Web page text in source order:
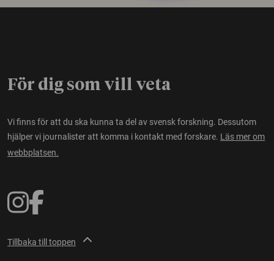
För dig som vill veta
Vi finns för att du ska kunna ta del av svensk forskning. Dessutom
hjälper vi journalister att komma i kontakt med forskare. Läs mer om
webbplatsen.
Tillbaka till toppen